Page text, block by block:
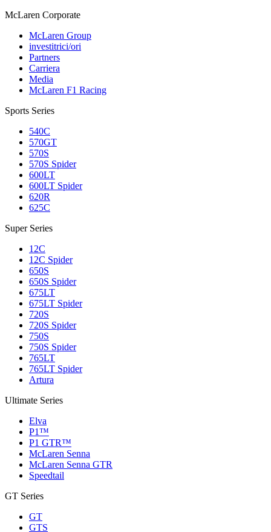
McLaren Corporate
McLaren Group
investitrici/ori
Partners
Carriera
Media
McLaren F1 Racing
Sports Series
540C
570GT
570S
570S Spider
600LT
600LT Spider
620R
625C
Super Series
12C
12C Spider
650S
650S Spider
675LT
675LT Spider
720S
720S Spider
750S
750S Spider
765LT
765LT Spider
Artura
Ultimate Series
Elva
P1™
P1 GTR™
McLaren Senna
McLaren Senna GTR
Speedtail
GT Series
GT
GTS